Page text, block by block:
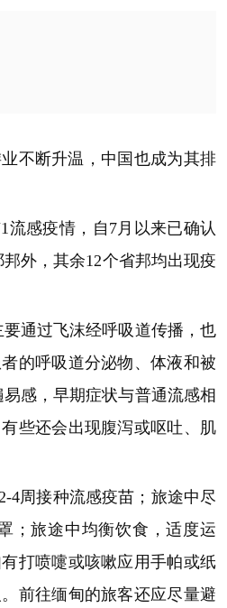
不断升温， 中国 也成为其排
流感疫情，自7月以来已确认
外，其余12个省邦均出现疫
通过飞沫经呼吸道传播，也
的呼吸道分泌物、体液和被
感，早期症状与普通流感相
些还会出现腹泻或呕吐、肌
4周接种流感疫苗；旅途中尽
；旅途中均衡饮食，适度运
打喷嚏或咳嗽应用手帕或纸
前往缅甸的旅客还应尽量避